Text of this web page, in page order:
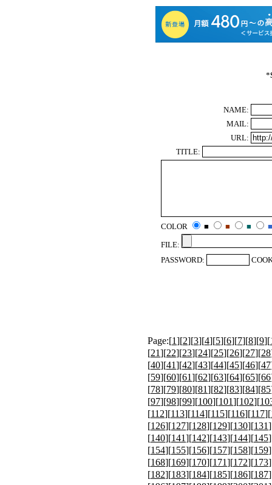
*
NAME:
MAIL:
URL:
TITLE:
COLOR ■ ■ ■
■
FILE:
PASSWORD:
Page:[1][2][3][4][5][6][7][8][9][
[21][22][23][24][25][26][27][28
[40][41][42][43][44][45][46][47
[59][60][61][62][63][64][65][66
[78][79][80][81][82][83][84][85
[97][98][99][100][101][102][
[112][113][114][115][116][117][
[126][127][128][129][130][131
[140][141][142][143][144][145
[154][155][156][157][158][159
[168][169][170][171][172][173
[182][183][184][185][186][187